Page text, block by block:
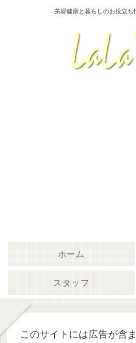
美容健康と暮らしのお役立ち
ホーム
スタッフ
このサイトには広告が含